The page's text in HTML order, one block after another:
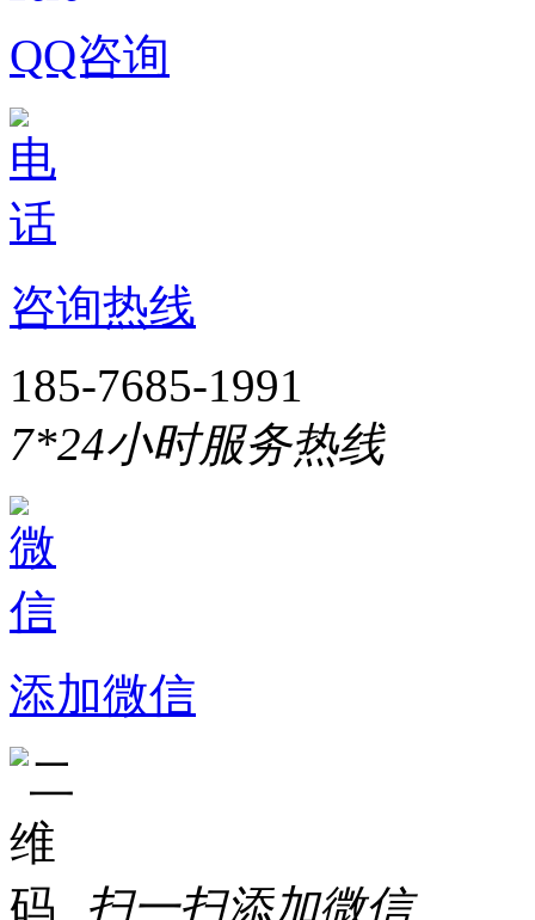
QQ咨询
咨询热线
185-7685-1991
7*24小时服务热线
添加微信
扫一扫添加微信